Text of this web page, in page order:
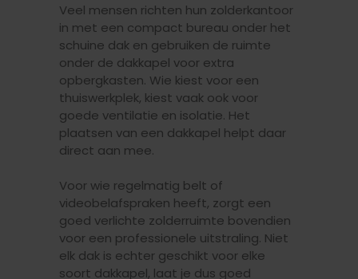
Veel mensen richten hun zolderkantoor
in met een compact bureau onder het
schuine dak en gebruiken de ruimte
onder de dakkapel voor extra
opbergkasten. Wie kiest voor een
thuiswerkplek, kiest vaak ook voor
goede ventilatie en isolatie. Het
plaatsen van een dakkapel helpt daar
direct aan mee.
Voor wie regelmatig belt of
videobelafspraken heeft, zorgt een
goed verlichte zolderruimte bovendien
voor een professionele uitstraling. Niet
elk dak is echter geschikt voor elke
soort dakkapel, laat je dus goed